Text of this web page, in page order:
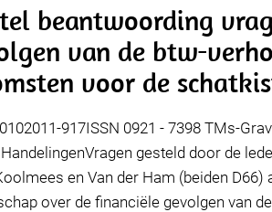
beantwoording
van de btw-
voor de
917ISSN 0921 - 7398 TMs-
gesteld door de
en Van der Ham (beiden
over de financiële gevolgen van